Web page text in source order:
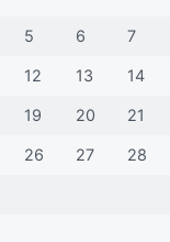
5 6 7
12 13 14
19 20 21
26 27 28